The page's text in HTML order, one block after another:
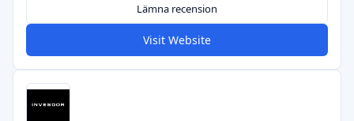
Lämna recension
Visit Website